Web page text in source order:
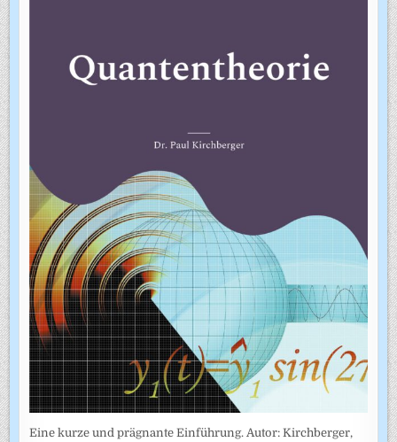
Eine kurze und prägnante Einführung. Autor: Kirchberger,